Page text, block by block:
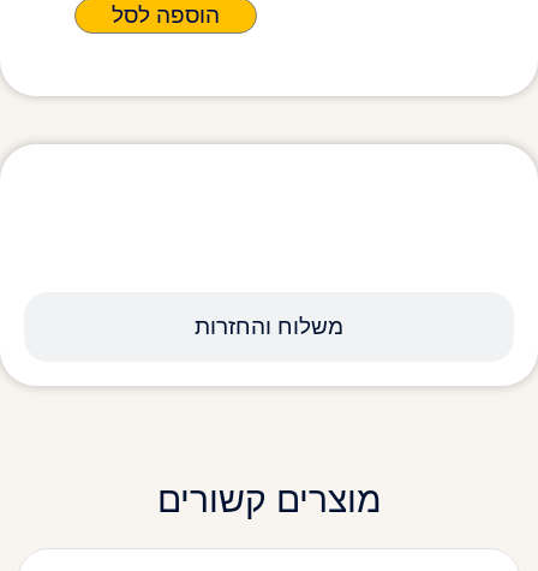
הוספה לסל
משלוח והחזרות
מוצרים קשורים